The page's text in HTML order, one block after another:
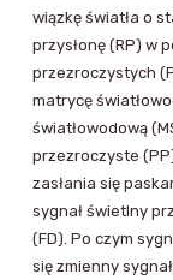
wiązkę światła o
przysłonę (RP) w
przezroczystych
matrycę
światłowodową
przezroczyste
zasłania się
sygnał świetlny
(FD). Po czym
się zmienny